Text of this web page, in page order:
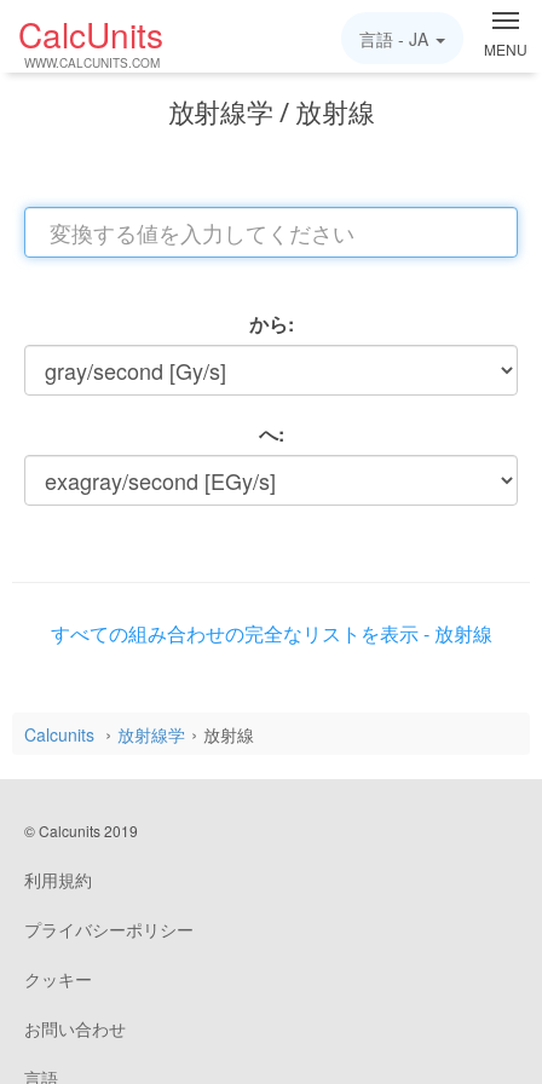
CalcUnits
WWW.CALCUNITS.COM
MENU
言語 - JA
放射線学 / 放射線
から:
へ:
すべての組み合わせの完全なリストを表示 - 放射線
Calcunits 放射線学 放射線
© Calcunits 2019
利用規約
プライバシーポリシー
クッキー
お問い合わせ
言語